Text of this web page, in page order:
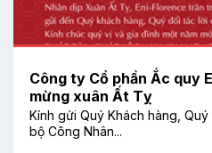
Công ty Cổ phần Ắc quy
mừng xuân Ất Tỵ
Kính gửi Quý Khách hàng,
bộ Công Nhân...